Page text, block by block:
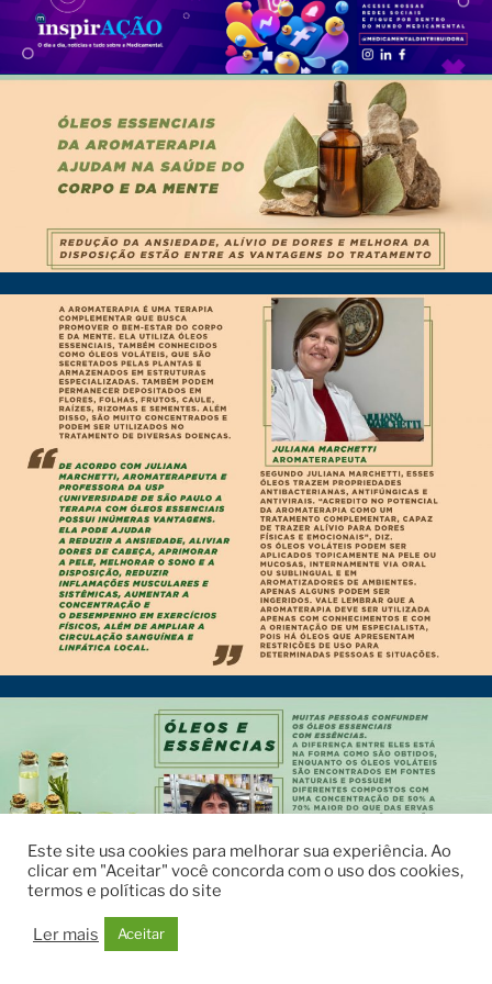
Este site usa cookies para melhorar sua experiência. Ao
clicar em "Aceitar" você concorda com o uso dos cookies,
termos e políticas do site
Ler mais Aceitar